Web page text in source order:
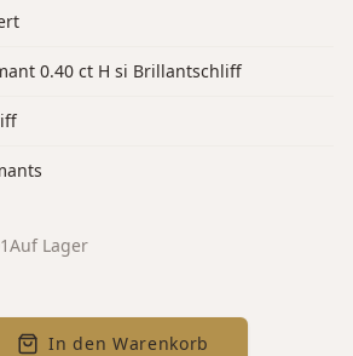
0.40 ct H si Brillantschliff
Auf Lager
In den Warenkorb